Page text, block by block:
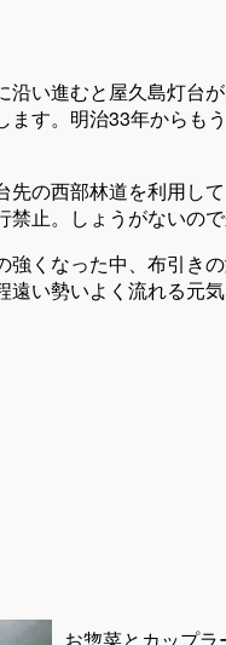
沿い進むと屋久島灯台
ます。明治33年からも
先の西部林道を利用し
禁止。しょうがないので
強くなった中、布引き
遠い勢いよく流れる元気